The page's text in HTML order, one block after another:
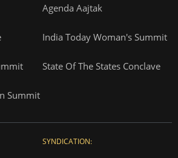
Agenda Aajtak
India Today Woman's Summit
State Of The States Conclave
Summit
SYNDICATION: